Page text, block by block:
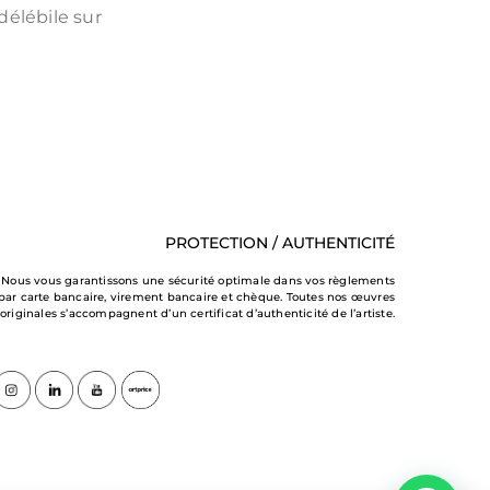
sur
PROTECTION / AUTHENTICITÉ
Nous vous garantissons une sécurité optimale dans vos règlements
carte bancaire, virement bancaire et chèque. Toutes nos œuvres
originales s’accompagnent d’un certificat d’authenticité de l’artiste.